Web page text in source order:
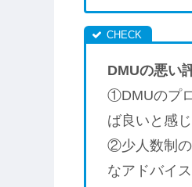
DMUの悪い
①DMUのプ
ば良いと感じ
②少人数制の
なアドバイ